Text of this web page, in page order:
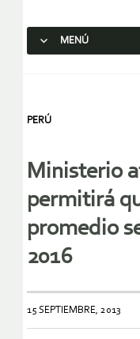
MENÚ
PERÚ
Ministerio
permitirá
promedio
2016
15 SEPTIEMBRE, 2013